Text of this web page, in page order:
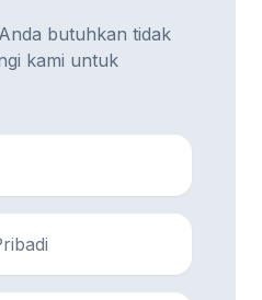
butuhkan tidak
kami untuk